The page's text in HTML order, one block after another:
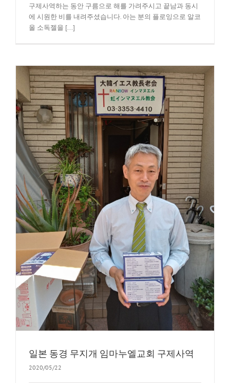
구제사역하는 동안 구름으로 해를 가려주시고 끝남과 동시
에 시원한 비를 내려주셨습니다. 아는 분의 플로잉으로 알코
올 소독젤을 [...]
일본 동경 무지개 임마누엘교회 구제사역
2020/05/22